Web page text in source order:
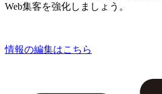
Web集客を強化しましょう。
情報の編集はこちら